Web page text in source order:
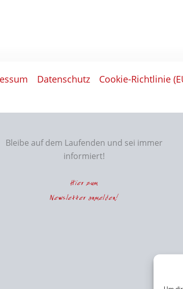
Datenschutz Cookie-Richtlinie
Bleibe auf dem Laufenden und sei immer
informiert!
Hier zum
Newsletter anmelden!